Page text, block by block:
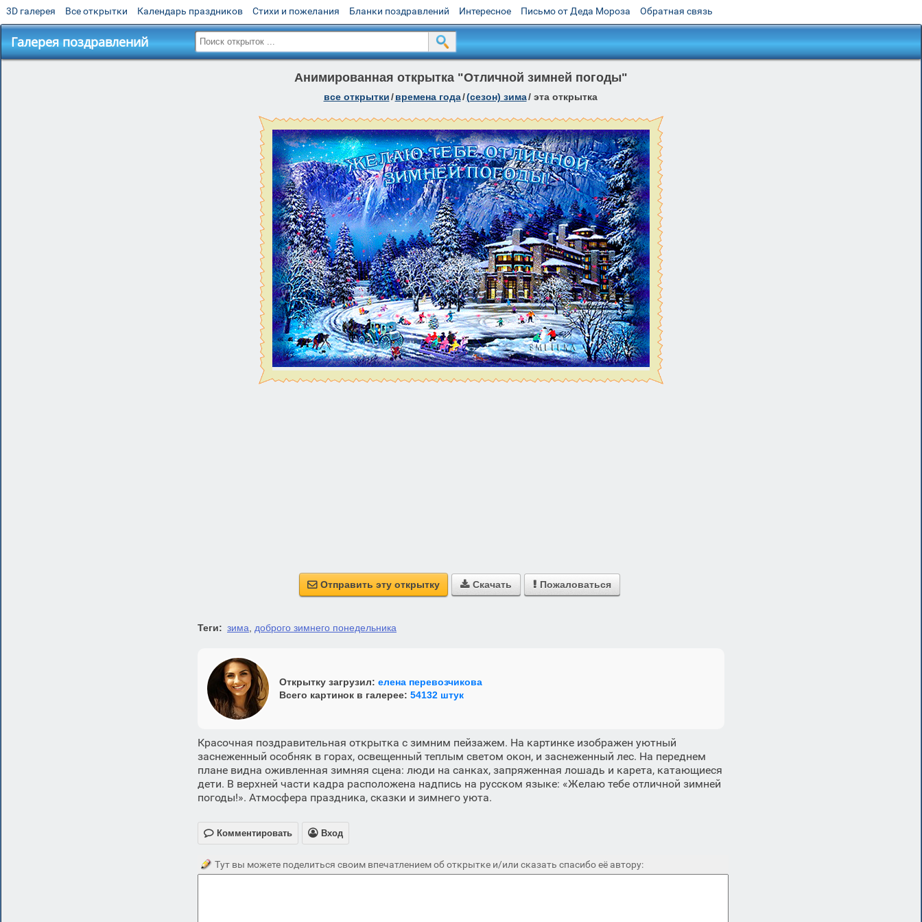
3D галерея Все открытки Календарь праздников Стихи и пожелания Бланки поздравлений Интересное Письмо от Деда Мороза Обратная связь
Галерея поздравлений
Анимированная открытка "Отличной зимней погоды"
все открытки/ времена года/(сезон) зима/ эта открытка
 Отправить эту открытку  Скачать  Пожаловаться
Теги: зима доброго зимнего понедельника
Открытку загрузил: елена перевозчикова
Всего картинок в галерее: 54132 штук
Красочная поздравительная открытка с зимним пейзажем. На картинке изображен уютный
заснеженный особняк в горах, освещенный теплым светом окон, и заснеженный лес. На переднем
плане видна оживленная зимняя сцена: люди на санках, запряженная лошадь и карета, катающиеся
дети. В верхней части кадра расположена надпись на русском языке: «Желаю тебе отличной зимней
погоды!». Атмосфера праздника, сказки и зимнего уюта.
 Комментировать  Вход
Тут вы можете поделиться своим впечатлением об открытке и/или сказать спасибо её автору: